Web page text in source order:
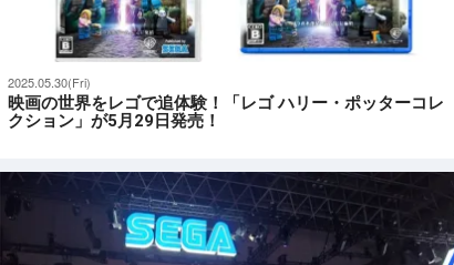
2025.05.30(Fri)
映画の世界をレゴで追体験！「レゴ ハリー・ポッターコレ
クション」が5月29日発売！